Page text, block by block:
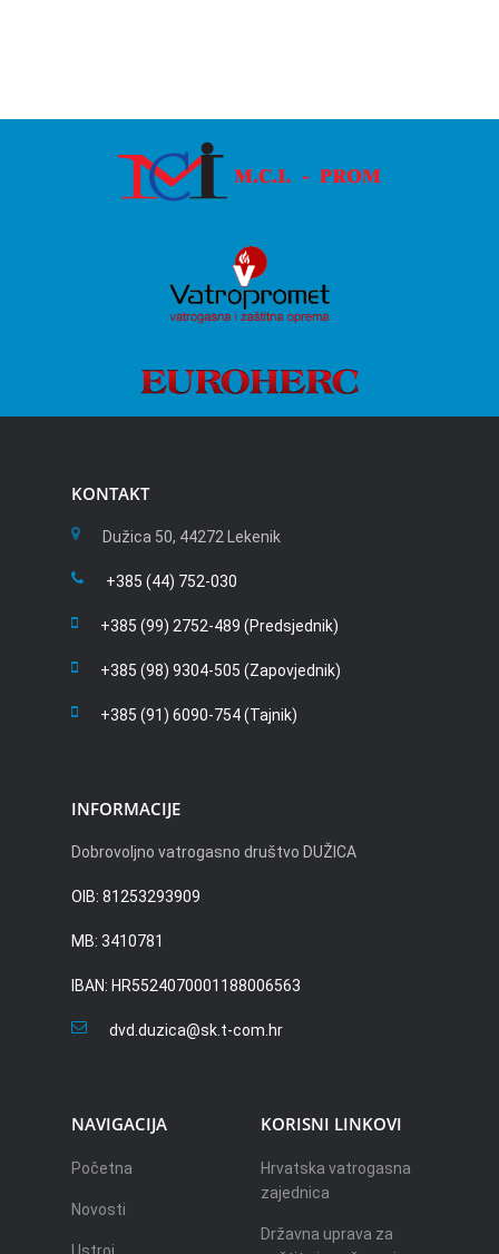
KONTAKT
Dužica 50, 44272 Lekenik
+385 (44) 752-030
+385 (99) 2752-489 (Predsjednik)
+385 (98) 9304-505 (Zapovjednik)
+385 (91) 6090-754 (Tajnik)
INFORMACIJE
Dobrovoljno vatrogasno društvo DUŽICA
OIB: 81253293909
MB: 3410781
IBAN: HR5524070001188006563
dvd.duzica@sk.t-com.hr
NAVIGACIJA
Početna
Novosti
KORISNI LINKOVI
Hrvatska vatrogasna
zajednica
Državna uprava za